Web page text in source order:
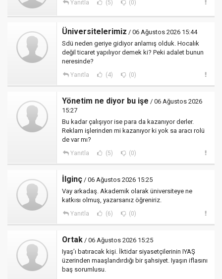
Yanıtla (5) (0)
Üniversitelerimiz / 06 Ağustos 2026 15:44
Sdü neden geriye gidiyor anlamış olduk. Hocalık
değil ticaret yapılıyor demek ki? Peki adalet bunun
neresinde?
Yanıtla (4) (0)
Yönetim ne diyor bu işe / 06 Ağustos 2026
15:27
Bu kadar çalışıyor ise para da kazanıyor derler.
Reklam işlerinden mi kazanıyor ki yok sa aracı rolü
de var mı?
Yanıtla (5) (0)
İlginç / 06 Ağustos 2026 15:25
Vay arkadaş. Akademik olarak üniversiteye ne
katkısı olmuş, yazarsanız öğreniriz.
Yanıtla (6) (0)
Ortak / 06 Ağustos 2026 15:25
Iyaş’ı batıracak kişi. İktidar siyasetçilerinin IYAŞ
üzerinden maaşlandırdığı bir şahsiyet. Iyaşın iflasını
baş sorumlusu.